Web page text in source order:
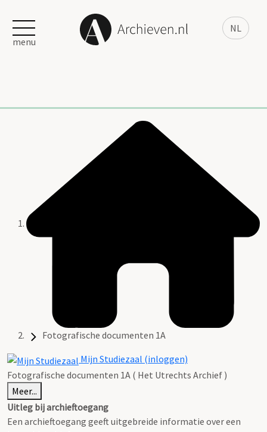
NL
menu
Fotografische documenten 1A
Mijn Studiezaal (inloggen)
Fotografische documenten 1A ( Het Utrechts Archief )
Meer...
Uitleg bij archieftoegang
Een archieftoegang geeft uitgebreide informatie over een